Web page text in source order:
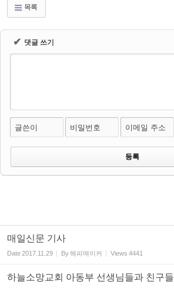
목록
✔ 댓글 쓰기
글쓴이 비밀번호 이메일 주소
매일신문 기사
Date2017.11.29 By해피메이커 Views 4441
하늘소망교회 아동부 선생님들과 친구들